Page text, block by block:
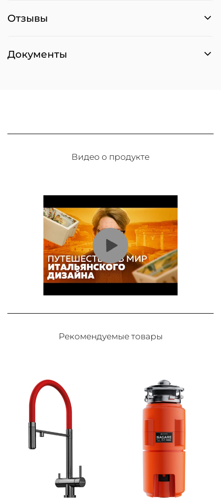
Отзывы
Документы
Видео о продукте
Рекомендуемые товары